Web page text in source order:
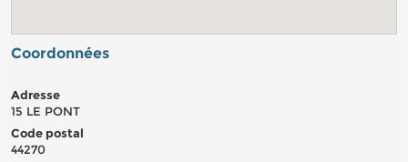
Coordonnées
Adresse
15 LE PONT
Code postal
44270